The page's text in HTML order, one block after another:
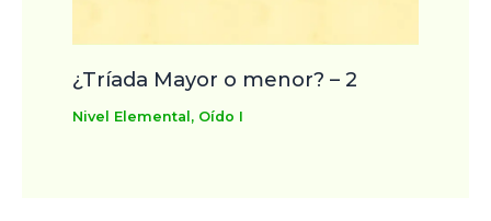
¿Tríada Mayor o menor? – 2
Nivel Elemental , Oído I